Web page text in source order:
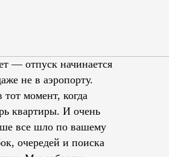
— отпуск начинается
не в аэропорту.
момент, когда
квартиры. И очень
все шло по вашему
очередей и поиска